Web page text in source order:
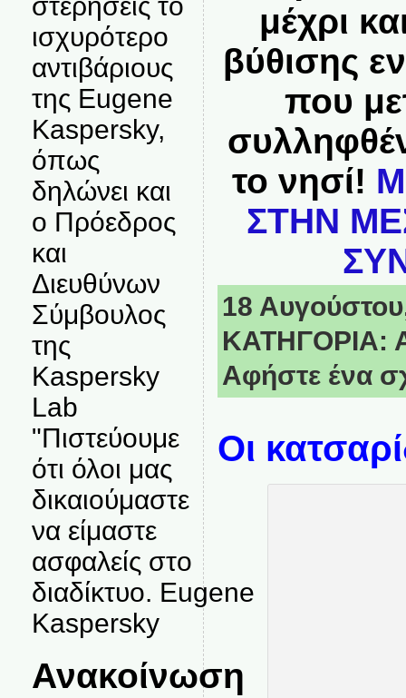
ισχυρότερο
αντιβάριους
της Eugene
Kaspersky,
όπως
δηλώνει και
ο Πρόεδρος
και
Διευθύνων
Σύμβουλος
της
Kaspersky
Lab
"Πιστεύουμε
ότι όλοι μας
δικαιούμαστε
να είμαστε
ασφαλείς στο
διαδίκτυο. Eugene
Kaspersky
Ανακοίνωση
μέχρι
βύθισης
που
το νησί!
ΣΤΗΝ
18
ΚΑΤΗΓΟΡΙΑ:
Αφήστε ένα
Οι